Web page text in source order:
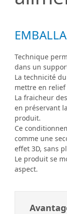
Technique
dans un
La technicité
mettre en
La fraicheur
en préservant
produit.
Ce
comme une
effet 3D, sans
Le produit se
aspect.